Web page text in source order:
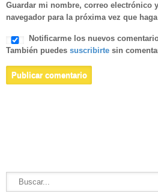
Guardar mi nombre, correo electrónico
navegador para la próxima vez que
Notificarme los nuevos
También puedes suscribirte sin